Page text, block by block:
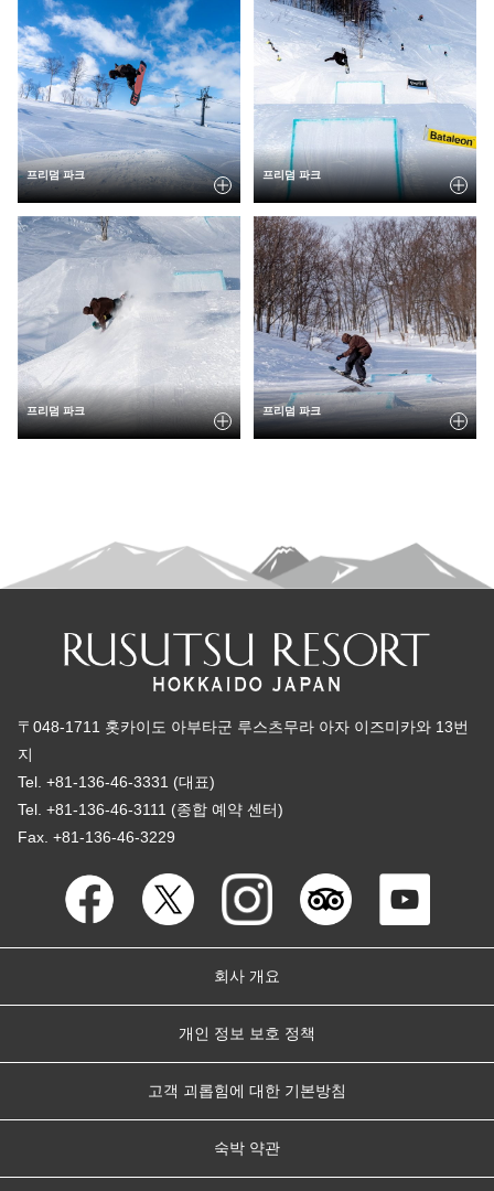
프리덤 파크 프리덤 파크
프리덤 파크 프리덤 파크
〒048-1711 홋카이도 아부타군 루스츠무라 아자 이즈미카와 13번
지
Tel. +81-136-46-3331 (대표)
Tel. +81-136-46-3111 (종합 예약 센터)
Fax. +81-136-46-3229
회사 개요
개인 정보 보호 정책
고객 괴롭힘에 대한 기본방침
숙박 약관